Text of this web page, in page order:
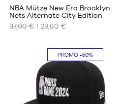
UNSERE
VERFÜGBAREN
Einheitsgröße
NBA Mütze New Era Brooklyn
Nets Alternate City Edition
37,00 €
29,60 €
PROMO-50%